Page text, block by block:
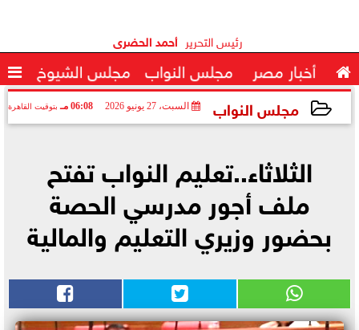
رئيس التحرير أحمد الحضرى
 أخبار مصر مجلس النواب مجلس الشيوخ 
مجلس النواب السبت، 27 يونيو 2026 06:08 مـ بتوقيت القاهرة
الثلاثاء..تعليم النواب تفتح
ملف أجور مدرسي الحصة
بحضور وزيري التعليم والمالية